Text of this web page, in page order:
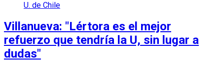
U. de Chile
Villanueva: "Lértora es el mejor
refuerzo que tendría la U, sin lugar a
dudas"